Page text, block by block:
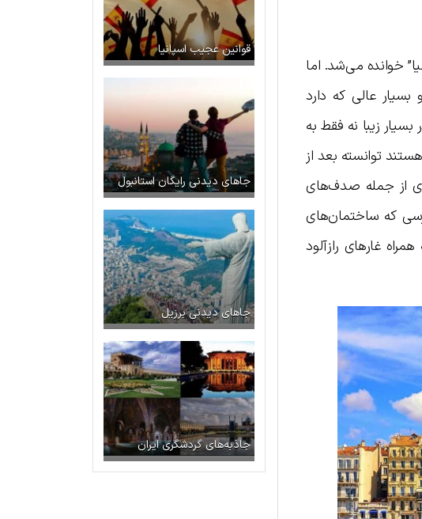
خوانده می‌شد. اما
عالی که دارد
زیبا نه فقط به
توانسته بعد از
از جمله صدف‌های
که ساختمان‌های
غارهای رازآلود
قوانین عجیب اسپانیا
جاهای دیدنی رایگان استانبول
جاهای دیدنی برزیل
جاذبه‌های گردشگری ایران